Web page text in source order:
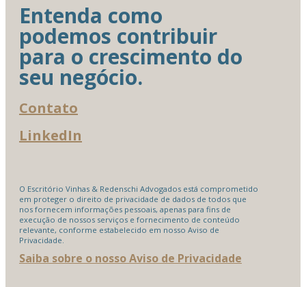
Entenda como
podemos contribuir
para o crescimento do
seu negócio.
Contato
LinkedIn
O Escritório Vinhas & Redenschi Advogados está comprometido
em proteger o direito de privacidade de dados de todos que
nos fornecem informações pessoais, apenas para fins de
execução de nossos serviços e fornecimento de conteúdo
relevante, conforme estabelecido em nosso Aviso de
Privacidade.
Saiba sobre o nosso Aviso de Privacidade